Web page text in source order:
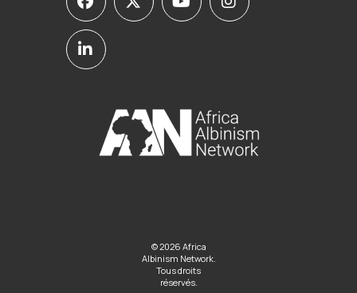
© 2026 Africa
Albinism Network.
Tous droits
réservés.